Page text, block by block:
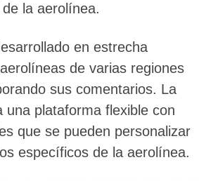
la aerolínea.
en estrecha
de varias regiones
sus comentarios. La
una plataforma flexible con
que se pueden personalizar
específicos de la aerolínea.